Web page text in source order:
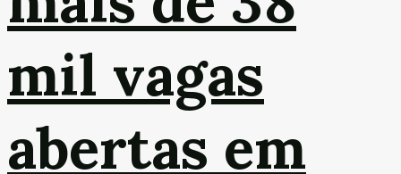
mil vagas
abertas em